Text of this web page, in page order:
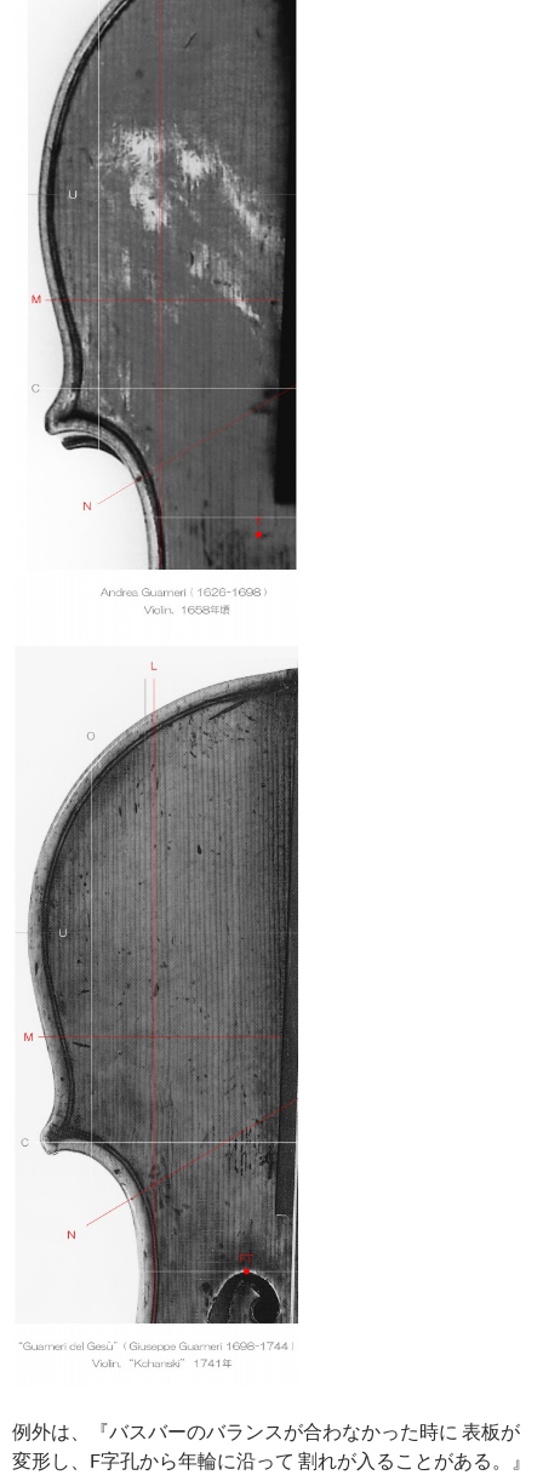
例外は、『バスバーのバランスが合わなかった時に 表板が
変形し、F字孔から年輪に沿って 割れが入ることがある。』